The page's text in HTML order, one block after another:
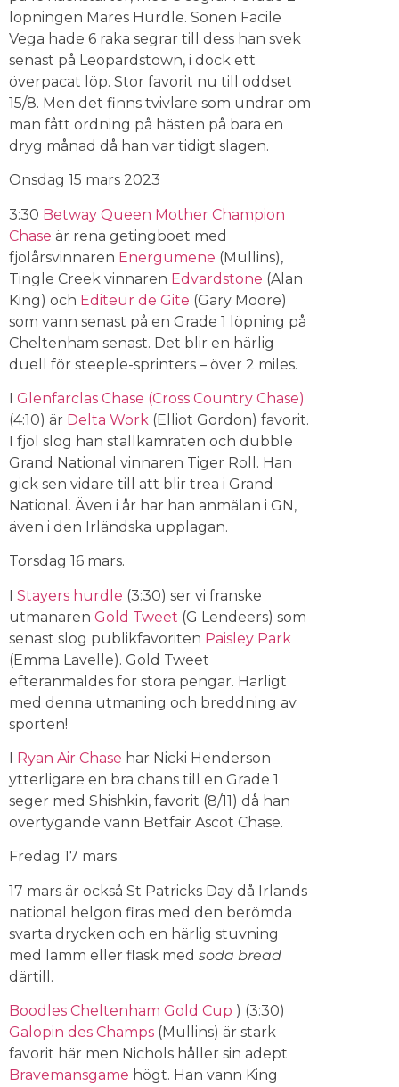
löpningen Mares Hurdle. Sonen Facile
Vega hade 6 raka segrar till dess han svek
senast på Leopardstown, i dock ett
överpacat löp. Stor favorit nu till oddset
15/8. Men det finns tvivlare som undrar om
man fått ordning på hästen på bara en
dryg månad då han var tidigt slagen.
Onsdag 15 mars 2023
3:30 Betway Queen Mother Champion
Chase är rena getingboet med
fjolårsvinnaren Energumene (Mullins),
Tingle Creek vinnaren Edvardstone (Alan
King) och Editeur de Gite (Gary Moore)
som vann senast på en Grade 1 löpning på
Cheltenham senast. Det blir en härlig
duell för steeple-sprinters – över 2 miles.
I Glenfarclas Chase (Cross Country Chase)
(4:10) är Delta Work (Elliot Gordon) favorit.
I fjol slog han stallkamraten och dubble
Grand National vinnaren Tiger Roll. Han
gick sen vidare till att blir trea i Grand
National. Även i år har han anmälan i GN,
även i den Irländska upplagan.
Torsdag 16 mars.
I Stayers hurdle (3:30) ser vi franske
utmanaren Gold Tweet (G Lendeers) som
senast slog publikfavoriten Paisley Park
(Emma Lavelle). Gold Tweet
efteranmäldes för stora pengar. Härligt
med denna utmaning och breddning av
sporten!
I Ryan Air Chase har Nicki Henderson
ytterligare en bra chans till en Grade 1
seger med Shishkin, favorit (8/11) då han
övertygande vann Betfair Ascot Chase.
Fredag 17 mars
17 mars är också St Patricks Day då Irlands
national helgon firas med den berömda
svarta drycken och en härlig stuvning
med lamm eller fläsk med soda bread
därtill.
Boodles Cheltenham Gold Cup ) (3:30)
Galopin des Champs (Mullins) är stark
favorit här men Nichols håller sin adept
Bravemansgame högt. Han vann King